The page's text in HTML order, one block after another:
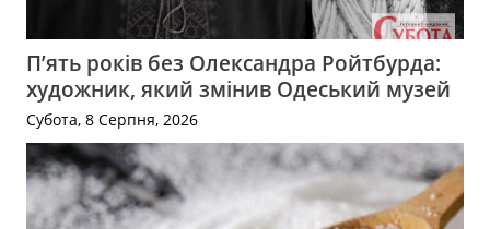
П’ять років без Олександра Ройтбурда:
художник, який змінив Одеський музей
Субота, 8 Серпня, 2026